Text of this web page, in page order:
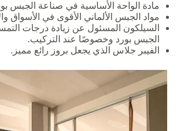
مادة الواحة الأساسية في صناعة الجبس
مواد الجبس الألماني الأقوى في الأسواق
السيلكون المسئول عن زيادة درجات
الجبس بورد وخصوصًا عند التركيب.
الفيبر جلاس الذي يجعل بروز رائع مميز.